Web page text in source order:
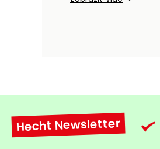
Hecht Newsletter